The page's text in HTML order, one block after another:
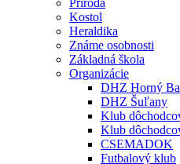
Príroda
Kostol
Heraldika
Známe osobnosti
Základná škola
Organizácie
DHZ Horný
DHZ Šuľany
Klub
Klub
CSEMADOK
Futbalový klub